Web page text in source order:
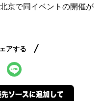
京で同イベントの開催が
アする